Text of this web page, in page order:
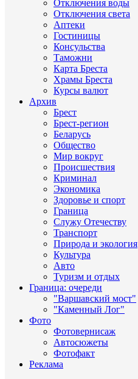
Отключения воды
Отключения света
Аптеки
Гостиницы
Консульства
Таможни
Карта Бреста
Храмы Бреста
Курсы валют
Архив
Брест
Брест-регион
Беларусь
Общество
Мир вокруг
Происшествия
Криминал
Экономика
Здоровье и спорт
Граница
Служу Отечеству
Транспорт
Природа и экология
Культура
Авто
Туризм и отдых
Граница: очереди
"Варшавский мост"
"Каменный Лог"
Фото
Фотовернисаж
Автосюжеты
Фотофакт
Реклама